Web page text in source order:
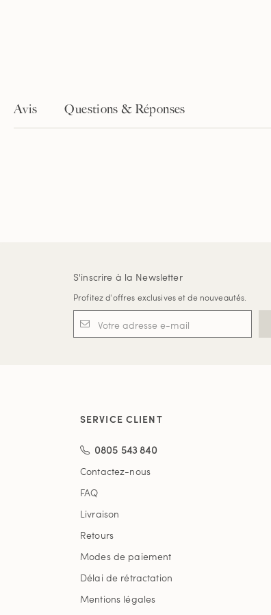
Avis Questions & Réponses
S'inscrire à la Newsletter
Profitez d'offres exclusives et de nouveautés.
SERVICE CLIENT
0805 543 840
Contactez-nous
FAQ
Livraison
Retours
Modes de paiement
Délai de rétractation
Mentions légales